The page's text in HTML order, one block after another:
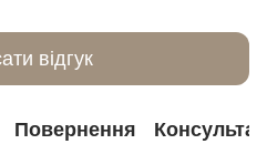
відгук
Повернення